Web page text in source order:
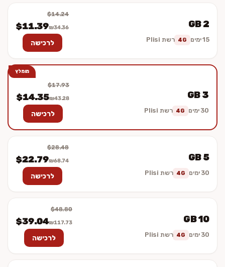
2 GB
15 ימים 4G רשת Plisi
$14.24
$11.39₪34.36
לרכישה
מומלץ
3 GB
30 ימים 4G רשת Plisi
$17.93
$14.35₪43.28
לרכישה
5 GB
30 ימים 4G רשת Plisi
$28.48
$22.79₪68.74
לרכישה
10 GB
30 ימים 4G רשת Plisi
$48.80
$39.04₪117.73
לרכישה